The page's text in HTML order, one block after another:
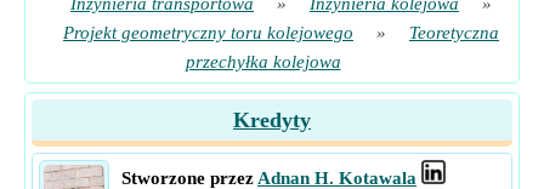
Projekt geometryczny toru kolejowego
»
Teoretyczna
przechyłka kolejowa
Kredyty
Stworzone przez Adnan H. Kotawala